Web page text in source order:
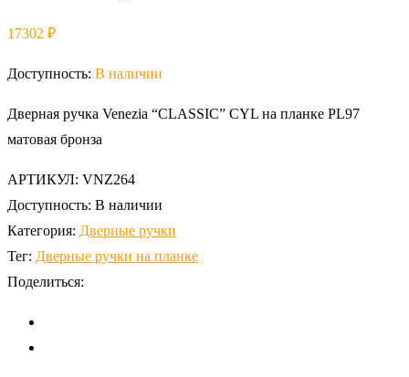
17302 ₽
Доступность: В наличии
Дверная ручка Venezia “CLASSIC” CYL на планке PL97
матовая бронза
АРТИКУЛ: VNZ264
Доступность: В наличии
Категория: Дверные ручки
Тег: Дверные ручки на планке
Поделиться: